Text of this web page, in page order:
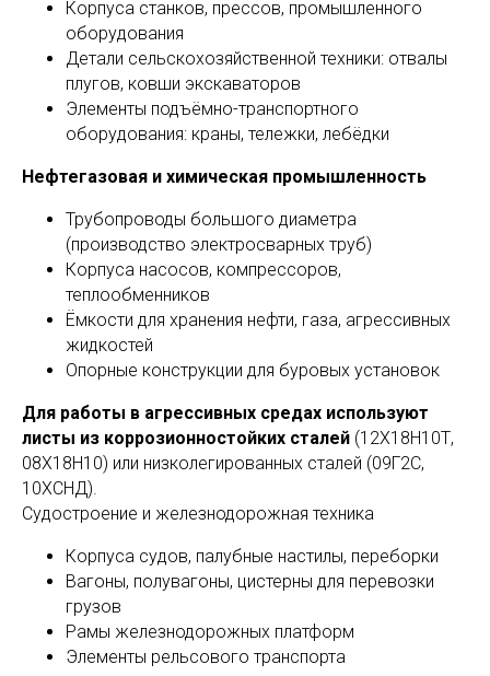
Корпуса станков, прессов, промышленного
оборудования
Детали сельскохозяйственной техники: отвалы
плугов, ковши экскаваторов
Элементы подъёмно-транспортного
оборудования: краны, тележки, лебёдки
Нефтегазовая и химическая промышленность
Трубопроводы большого диаметра
(производство электросварных труб)
Корпуса насосов, компрессоров,
теплообменников
Ёмкости для хранения нефти, газа, агрессивных
жидкостей
Опорные конструкции для буровых установок
Для работы в агрессивных средах используют
листы из коррозионностойких сталей (12Х18Н10Т,
08Х18Н10) или низколегированных сталей (09Г2С,
10ХСНД).
Судостроение и железнодорожная техника
Корпуса судов, палубные настилы, переборки
Вагоны, полувагоны, цистерны для перевозки
грузов
Рамы железнодорожных платформ
Элементы рельсового транспорта